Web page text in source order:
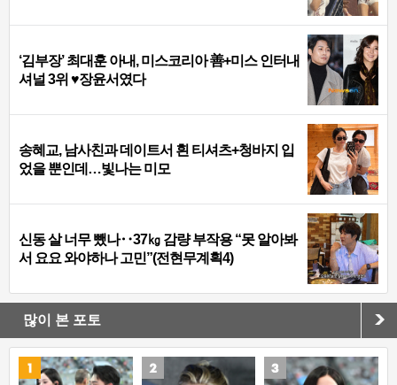
‘김부장’ 최대훈 아내, 미스코리아 善+미스 인터내
셔널 3위 ♥장윤서였다
송혜교, 남사친과 데이트서 흰 티셔츠+청바지 입
었을 뿐인데…빛나는 미모
신동 살 너무 뺐나‥37㎏ 감량 부작용 “못 알아봐
서 요요 와야하나 고민”(전현무계획4)
많이 본 포토